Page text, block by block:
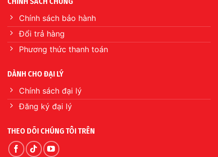
Chính sách bảo hành
Đổi trả hàng
Phương thức thanh toán
DÀNH CHO ĐẠI LÝ
Chính sách đại lý
Đăng ký đại lý
THEO DÕI CHÚNG TÔI TRÊN